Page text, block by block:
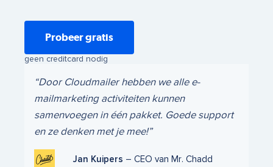
Probeer gratis
geen creditcard nodig
Door Cloudmailer hebben we alle e-
mailmarketing activiteiten kunnen
samenvoegen in één pakket. Goede support
en ze denken met je mee!
Jan Kuipers CEO van Mr. Chadd